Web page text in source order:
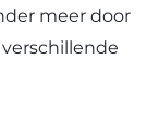
meer door